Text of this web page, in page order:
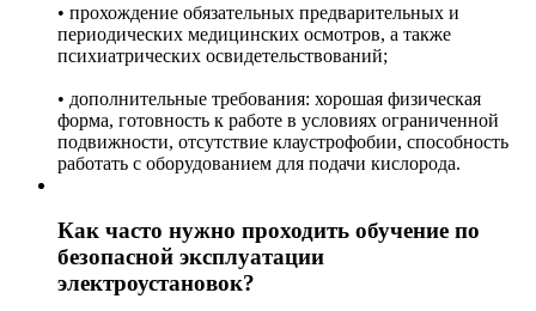
• прохождение обязательных предварительных и
периодических медицинских осмотров, а также
психиатрических освидетельствований;
• дополнительные требования: хорошая физическая
форма, готовность к работе в условиях ограниченной
подвижности, отсутствие клаустрофобии, способность
работать с оборудованием для подачи кислорода.
Как часто нужно проходить обучение по
безопасной эксплуатации
электроустановок?